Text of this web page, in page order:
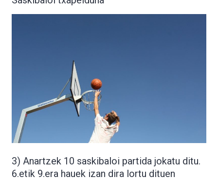
3) Anartzek 10 saskibaloi partida jokatu ditu.
6.etik 9.era hauek izan dira lortu dituen